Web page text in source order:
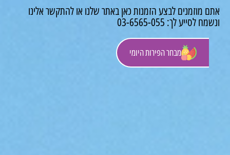
מבחר הפירות היומי
מוזמנים לבצע הזמנות כאן באתר שלנו או להתקשר אלינו
לך: 03-6565-055